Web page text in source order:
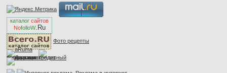
каталог сайтов
NofolloW.Ru
Фото рецепты